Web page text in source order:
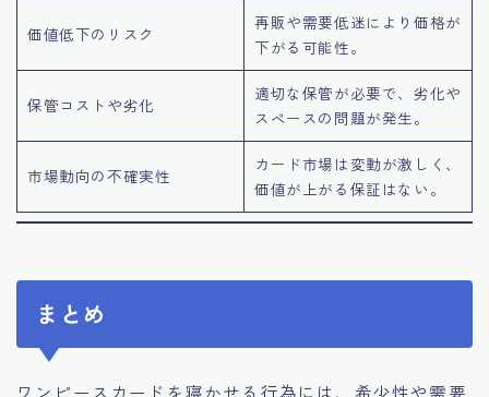
価値低下のリスク
再販や需要低迷により価格が
下がる可能性。
保管コストや劣化
適切な保管が必要で、劣化や
スペースの問題が発生。
市場動向の不確実性
カード市場は変動が激しく、
価値が上がる保証はない。
まとめ
ワンピースカードを寝かせる行為には、希少性や需要